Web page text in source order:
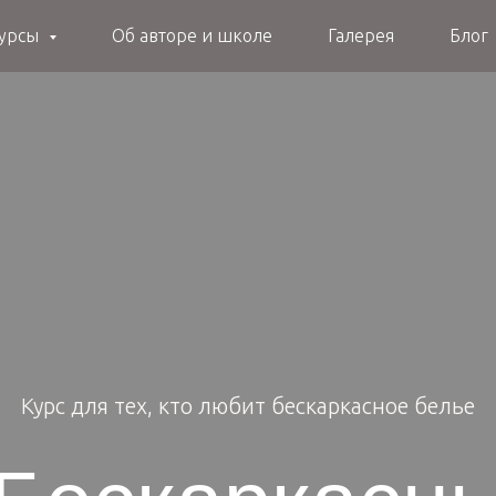
Об авторе и школе Галерея Блог
Курс для тех, кто любит бескаркасное белье